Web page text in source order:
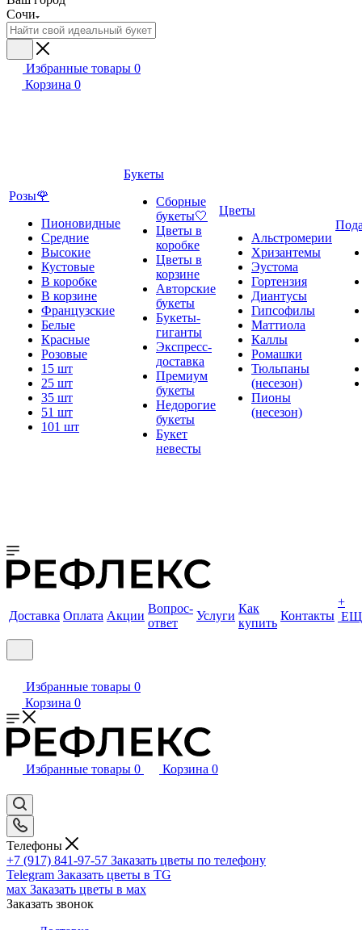
Сочи
Избранные товары 0
Корзина 0
Розы🌹
Пионовидные
Средние
Высокие
Кустовые
В коробке
В корзине
Французские
Белые
Красные
Розовые
15 шт
25 шт
35 шт
51 шт
101 шт
Букеты
Сборные
букеты🤍
Цветы в
коробке
Цветы в
корзине
Авторские
букеты
Букеты-
гиганты
Экспресс-
доставка
Премиум
букеты
Недорогие
букеты
Букет
невесты
Цветы
Альстромерии
Хризантемы
Эустома
Гортензия
Диантусы
Гипсофилы
Маттиола
Каллы
Ромашки
Тюльпаны
(несезон)
Пионы
(несезон)
Доставка Оплата Акции
Вопрос-
ответ
Услуги
Как
купить
Контакты
+
Избранные товары 0
Корзина 0
Избранные товары 0 Корзина 0
Телефоны
+7 (917) 841-97-57 Заказать цветы по телефону
Telegram Заказать цветы в TG
мах Заказать цветы в мах
Заказать звонок